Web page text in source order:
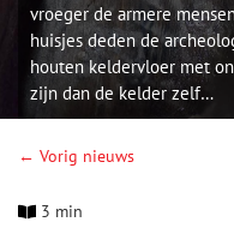
vroeger de armere
huisjes deden de
houten keldervloer met
zijn dan de kelder zelf…
← Vorig nieuws
3 min